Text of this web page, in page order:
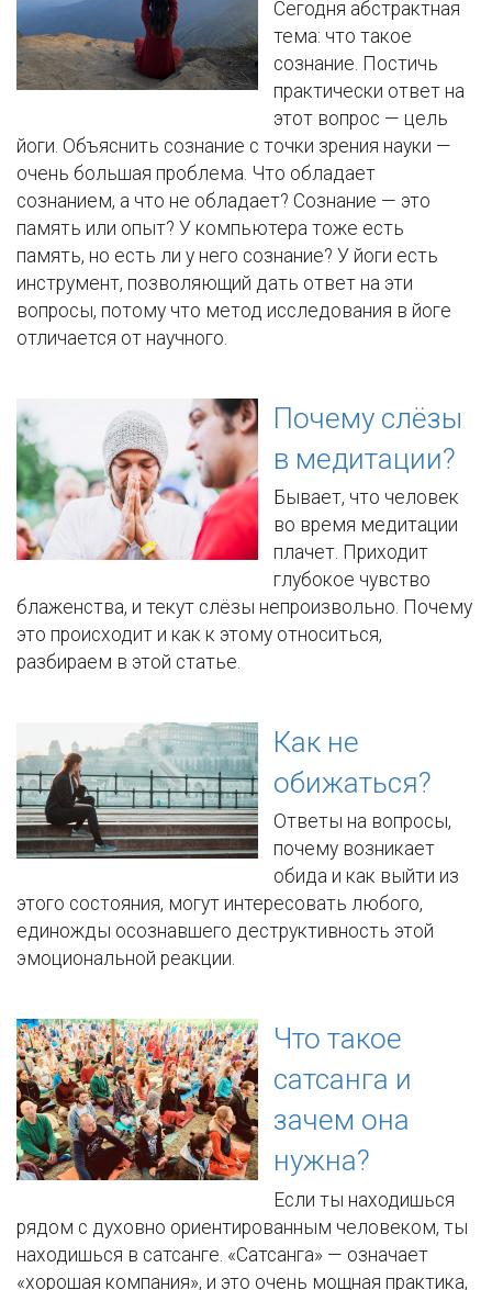
Сегодня абстрактная
тема: что такое
сознание. Постичь
практически ответ на
этот вопрос — цель
йоги. Объяснить сознание с точки зрения науки —
очень большая проблема. Что обладает
сознанием, а что не обладает? Сознание — это
память или опыт? У компьютера тоже есть
память, но есть ли у него сознание? У йоги есть
инструмент, позволяющий дать ответ на эти
вопросы, потому что метод исследования в йоге
отличается от научного.
Почему слёзы
в медитации?
Бывает, что человек
во время медитации
плачет. Приходит
глубокое чувство
блаженства, и текут слёзы непроизвольно. Почему
это происходит и как к этому относиться,
разбираем в этой статье.
Как не
обижаться?
Ответы на вопросы,
почему возникает
обида и как выйти из
этого состояния, могут интересовать любого,
единожды осознавшего деструктивность этой
эмоциональной реакции.
Что такое
сатсанга и
зачем она
нужна?
Если ты находишься
рядом с духовно ориентированным человеком, ты
находишься в сатсанге. «Сатсанга» — означает
«хорошая компания», и это очень мощная практика,